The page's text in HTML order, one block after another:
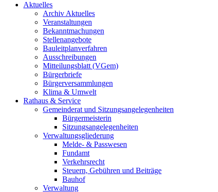
Aktuelles
Archiv Aktuelles
Veranstaltungen
Bekanntmachungen
Stellenangebote
Bauleitplanverfahren
Ausschreibungen
Mitteilungsblatt (VGem)
Bürgerbriefe
Bürgerversammlungen
Klima & Umwelt
Rathaus & Service
Gemeinderat und Sitzungsangelegenheiten
Bürgermeisterin
Sitzungsangelegenheiten
Verwaltungsgliederung
Melde- & Passwesen
Fundamt
Verkehrsrecht
Steuern, Gebühren und Beiträge
Bauhof
Verwaltung